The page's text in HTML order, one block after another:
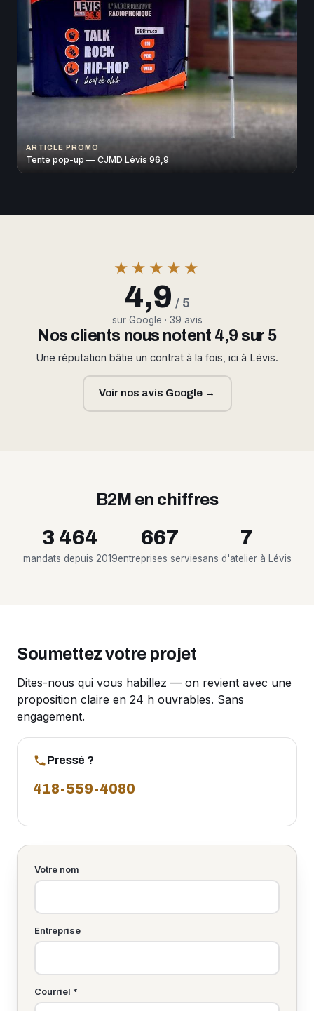
ARTICLE PROMO
Tente pop-up — CJMD Lévis 96,9
★★★★★
4,9 / 5
sur Google · 39 avis
Nos clients nous notent 4,9 sur 5
Une réputation bâtie un contrat à la fois, ici à Lévis.
Voir nos avis Google →
B2M en chiffres
3 464
mandats depuis 2019
667
entreprises servies
7
ans d'atelier à Lévis
Soumettez votre projet
Dites-nous qui vous habillez — on revient avec une
proposition claire en 24 h ouvrables. Sans
engagement.
Pressé ?
418-559-4080
Votre nom
Entreprise
Courriel *